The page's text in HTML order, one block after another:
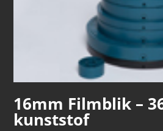
16mm Filmblik –
kunststof